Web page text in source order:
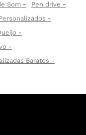
Som
Pen drive
Baratos